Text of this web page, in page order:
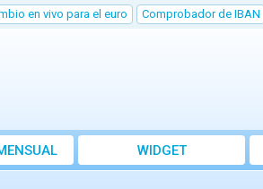
en vivo para el euro Comprobador de IBAN
WIDGET